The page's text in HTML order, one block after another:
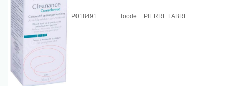
P018491 Toode PIERRE FABRE